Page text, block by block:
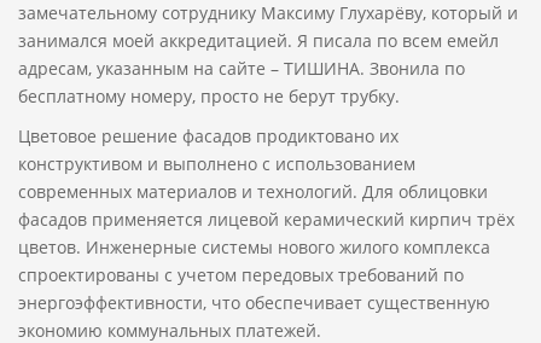
замечательному сотруднику Максиму Глухарёву, который и
занимался моей аккредитацией. Я писала по всем емейл
адресам, указанным на сайте – ТИШИНА. Звонила по
бесплатному номеру, просто не берут трубку.
Цветовое решение фасадов продиктовано их
конструктивом и выполнено с использованием
современных материалов и технологий. Для облицовки
фасадов применяется лицевой керамический кирпич трёх
цветов. Инженерные системы нового жилого комплекса
спроектированы с учетом передовых требований по
энергоэффективности, что обеспечивает существенную
экономию коммунальных платежей.